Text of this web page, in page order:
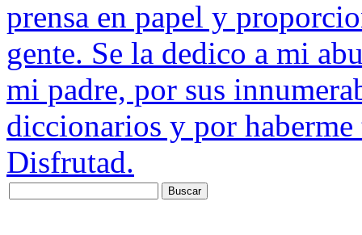
prensa en papel y
gente. Se la dedico a mi
mi padre, por sus
diccionarios y por
Disfrutad.